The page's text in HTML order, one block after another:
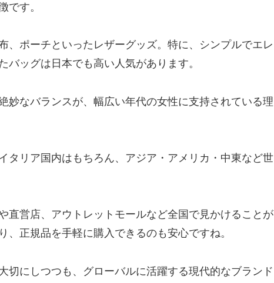
です。
、ポーチといったレザーグッズ。特に、シンプルでエレ
ッグは日本でも高い人気があります。
妙なバランスが、幅広い年代の女性に支持されている理
タリア国内はもちろん、アジア・アメリカ・中東など世
直営店、アウトレットモールなど全国で見かけることが
正規品を手軽に購入できるのも安心ですね。
切にしつつも、グローバルに活躍する現代的なブランド